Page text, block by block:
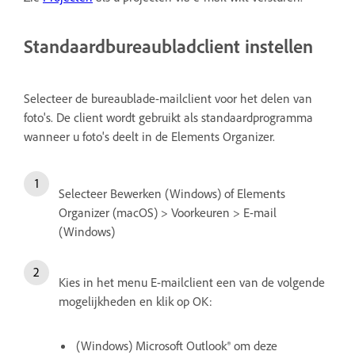
Standaardbureaubladclient instellen
Selecteer de bureaublade-mailclient voor het delen van
foto's. De client wordt gebruikt als standaardprogramma
wanneer u foto's deelt in de Elements Organizer.
Selecteer Bewerken (Windows) of Elements
Organizer (macOS) > Voorkeuren > E-mail
(Windows)
Kies in het menu E-mailclient een van de volgende
mogelijkheden en klik op OK:
(Windows) Microsoft Outlook® om deze